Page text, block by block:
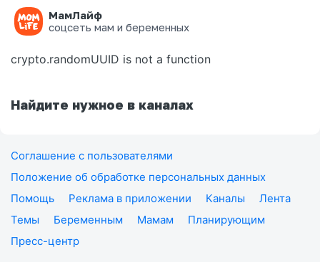
МамЛайф
соцсеть мам и беременных
Ошибка на странице
crypto.randomUUID is not a function
Найдите нужное в каналах
Соглашение с пользователями
Положение об обработке персональных данных
Помощь
Реклама в приложении Каналы
Лента
Темы
Беременным Мамам
Планирующим
Пресс-центр